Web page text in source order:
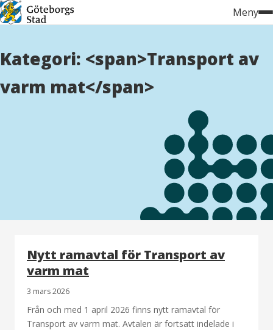
Hoppa
till
Meny
Kategori: <span>Transport av
varm mat</span>
Nytt ramavtal för Transport av
varm mat
3 mars 2026
Från och med 1 april 2026 finns nytt ramavtal för
Transport av varm mat. Avtalen är fortsatt indelade i